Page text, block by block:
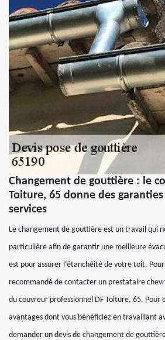
Changement de gouttière : le
Toiture, 65 donne des
services
Le changement de gouttière est un travail qui
particulière afin de garantir une meilleure
est pour assurer l’étanchéité de votre toit.
recommandé de contacter un prestataire
du couvreur professionnel DF Toiture, 65. Pour
avantages dont vous bénéficiez en travaillant
demander un devis de changement de